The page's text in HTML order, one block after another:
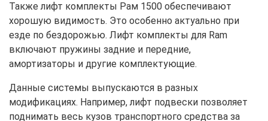
Также лифт комплекты Рам 1500 обеспечивают
хорошую видимость. Это особенно актуально при
езде по бездорожью. Лифт комплекты для Ram
включают пружины задние и передние,
амортизаторы и другие комплектующие.
Данные системы выпускаются в разных
модификациях. Например, лифт подвески позволяет
поднимать весь кузов транспортного средства за